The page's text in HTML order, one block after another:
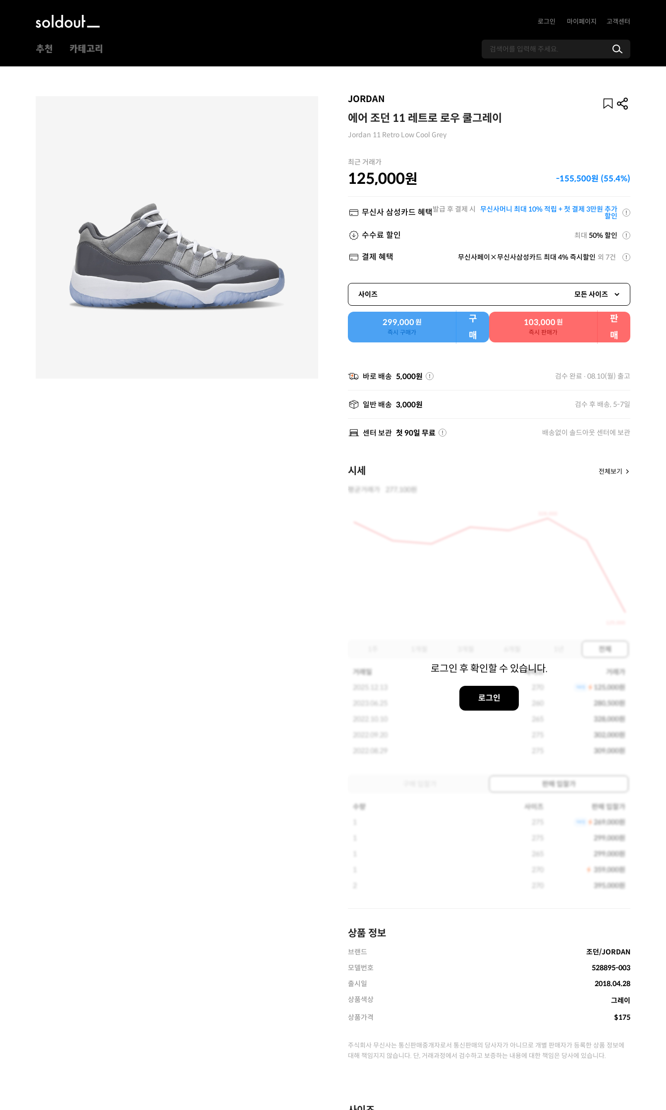
로그인 마이페이지 고객센터
추천 카테고리
JORDAN
에어 조던 11 레트로 로우 쿨그레이
Jordan 11 Retro Low Cool Grey
최근 거래가
125,000원 -155,500원 (55.4%)
무신사 삼성카드 혜택발급 후 결제 시 무신사머니 최대 10% 적립 + 첫 결제 3만원 추가
할인
수수료 할인 최대 50% 할인
결제 혜택 무신사페이×무신사삼성카드 최대 4% 즉시할인 외 7건
사이즈 모든 사이즈
299,000원
즉시 구매가
구
매
103,000원
즉시 판매가
판
매
바로 배송 5,000원 검수 완료 ∙ 08.10(월) 출고
일반 배송 3,000원 검수 후 배송, 5-7일
센터 보관 첫 90일 무료 배송없이 솔드아웃 센터에 보관
시세 전체보기
로그인 후 확인할 수 있습니다.
로그인
평균거래가 277,100원
전체
거래일 사이즈
거래가
125,000원
2023.06.25
260
280,500원
265
328,000원
302,000원
2022.08.29
309,000원
판매 입찰가
수량 사이즈
판매 입찰가
269,000원
299,000원
265
299,000원
359,000원
395,000원
상품 정보
브랜드
조던/JORDAN
모델번호
528895-003
출시일
2018.04.28
상품색상
그레이
상품가격
$175
주식회사 무신사는 통신판매중개자로서 통신판매의 당사자가 아니므로 개별 판매자가 등록한 상품 정보에
대해 책임지지 않습니다. 단, 거래과정에서 검수하고 보증하는 내용에 대한 책임은 당사에 있습니다.